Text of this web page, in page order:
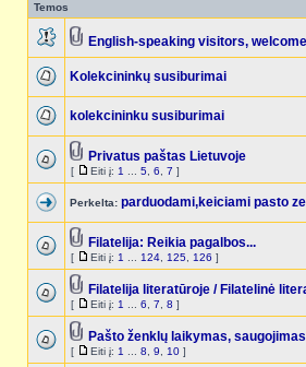
Temos
English-speaking visitors,
Kolekcininkų susiburimai
kolekcininku susiburimai
Privatus paštas Lietuvoje
[ Eiti į: 1 5 6 7 ]
Perkelta: parduodami,keiciami pasto
Filatelija: Reikia pagalbos...
[ Eiti į: 1 124 125 126 ]
Filatelija literatūroje / Filatelinė
[ Eiti į: 1 6 7 8 ]
Pašto ženklų laikymas, saugojimas
[ Eiti į: 1 8 9 10 ]